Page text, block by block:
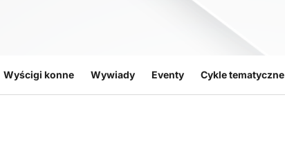
Wyścigi konne Wywiady Eventy Cykle tematyczne